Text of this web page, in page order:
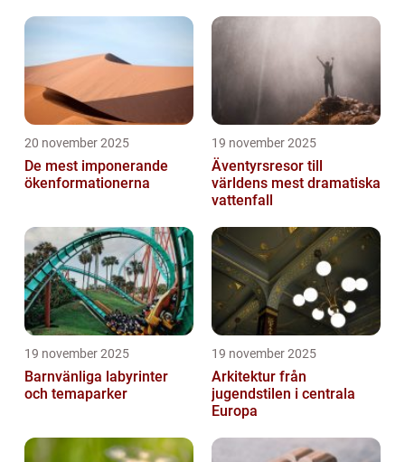
20 november 2025
De mest imponerande
ökenformationerna
19 november 2025
Äventyrsresor till
världens mest dramatiska
vattenfall
19 november 2025
Barnvänliga labyrinter
och temaparker
19 november 2025
Arkitektur från
jugendstilen i centrala
Europa